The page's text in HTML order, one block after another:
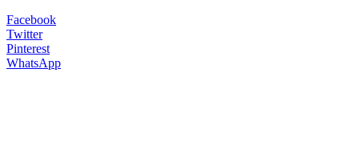
Facebook
Twitter
Pinterest
WhatsApp